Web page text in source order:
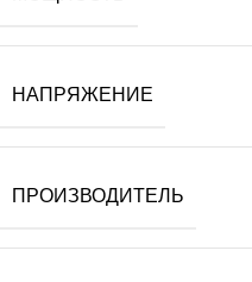
НАПРЯЖЕНИЕ
ПРОИЗВОДИТЕЛЬ